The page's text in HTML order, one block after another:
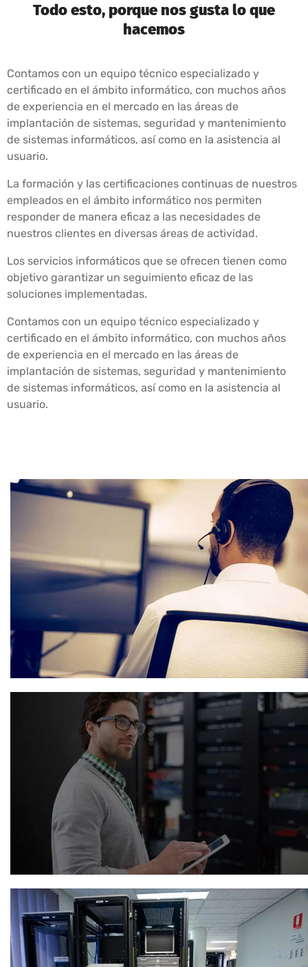
Todo esto, porque nos gusta lo que
hacemos
Contamos con un equipo técnico especializado y
certificado en el ámbito informático, con muchos años
de experiencia en el mercado en las áreas de
implantación de sistemas, seguridad y mantenimiento
de sistemas informáticos, así como en la asistencia al
usuario.
La formación y las certificaciones continuas de nuestros
empleados en el ámbito informático nos permiten
responder de manera eficaz a las necesidades de
nuestros clientes en diversas áreas de actividad.
Los servicios informáticos que se ofrecen tienen como
objetivo garantizar un seguimiento eficaz de las
soluciones implementadas.
Contamos con un equipo técnico especializado y
certificado en el ámbito informático, con muchos años
de experiencia en el mercado en las áreas de
implantación de sistemas, seguridad y mantenimiento
de sistemas informáticos, así como en la asistencia al
usuario.